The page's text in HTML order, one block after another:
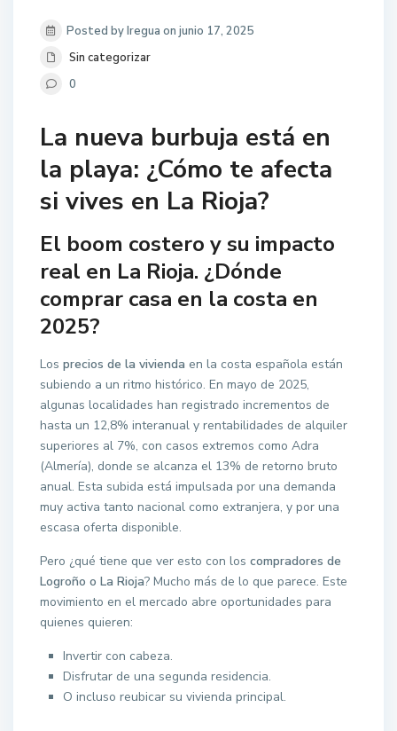
Posted by Iregua on junio 17, 2025
Sin categorizar
0
La nueva burbuja está en
la playa: ¿Cómo te afecta
si vives en La Rioja?
El boom costero y su impacto
real en La Rioja. ¿Dónde
comprar casa en la costa en
2025?
Losprecios de la vivienda en la costa española están
subiendo a un ritmo histórico. En mayo de 2025,
algunas localidades han registrado incrementos de
hasta un 12,8% interanual y rentabilidades de alquiler
superiores al 7%, con casos extremos como Adra
(Almería), donde se alcanza el 13% de retorno bruto
anual. Esta subida está impulsada por una demanda
muy activa tanto nacional como extranjera, y por una
escasa oferta disponible.
Pero ¿qué tiene que ver esto con loscompradores de
Logroño o La Rioja? Mucho más de lo que parece. Este
movimiento en el mercado abre oportunidades para
quienes quieren:
Invertir con cabeza.
Disfrutar de una segunda residencia.
O incluso reubicar su vivienda principal.